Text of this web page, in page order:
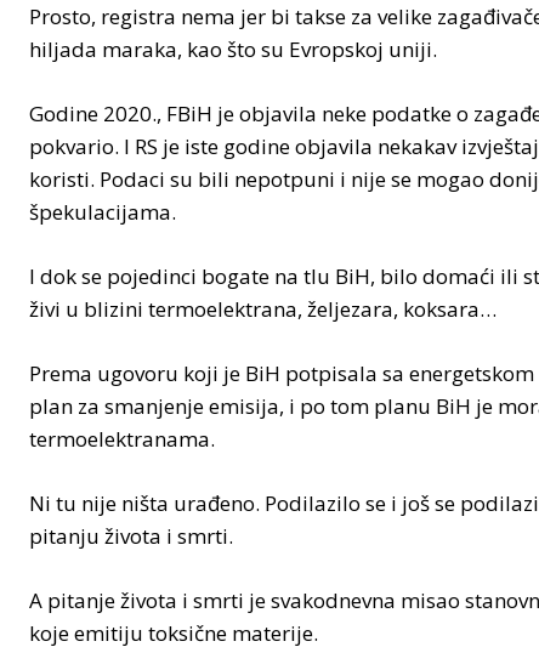
Prosto, registra nema jer bi takse za velike
hiljada maraka, kao što su Evropskoj uniji.
Godine 2020., FBiH je objavila neke podatke o
pokvario. I RS je iste godine objavila nekakav
koristi. Podaci su bili nepotpuni i nije se mogao
špekulacijama.
I dok se pojedinci bogate na tlu BiH, bilo domaći ili
živi u blizini termoelektrana, željezara, koksara…
Prema ugovoru koji je BiH potpisala sa
plan za smanjenje emisija, i po tom planu BiH je
termoelektranama.
Ni tu nije ništa urađeno. Podilazilo se i još se
pitanju života i smrti.
A pitanje života i smrti je svakodnevna misao
koje emitiju toksične materije.